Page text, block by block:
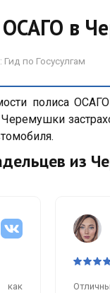
ОСАГО в
Гид по Госусулгам
полиса
из
как